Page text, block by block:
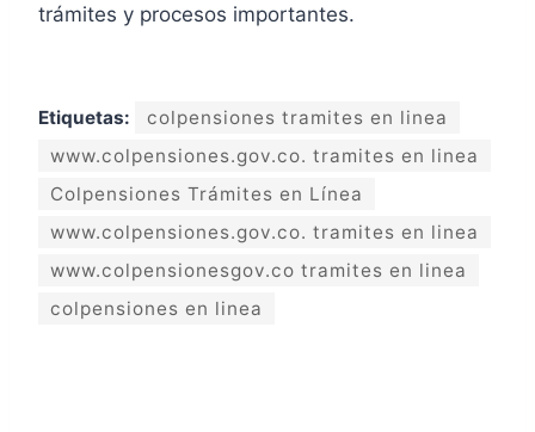
trámites y procesos importantes.
Etiquetas:
colpensiones tramites en linea
www.colpensiones.gov.co. tramites en linea
Colpensiones Trámites en Línea
www.colpensiones.gov.co. tramites en linea
www.colpensionesgov.co tramites en linea
colpensiones en linea